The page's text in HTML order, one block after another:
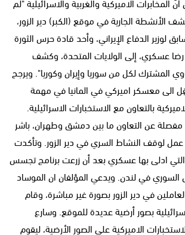
الجارية في موقع (الكبر) دير الزور،
لوزير الدفاع الإيراني، وأحد قادة حرس الثورة
رضا عسكري، إلى الولايات المتحدة، وكشف
المشترك لكل من سوريا وإيران وكوريا". ويرجح
الى معسكر اميركي في المانيا في مهمة
بالتعاون مع الاستخبارات الاسرائيلية.
عن التعاون ما بين دمشق وطهران، باشر
لوقف النشاط السري في دير الزور. وتأكدت
ادلى بها عسكري بعد أن زرعت برنامج تجسس
في لندن. ويدعي المؤلفان ان الموساد
في دير الزور بصورة غير مباشرة، وقام
بصور أرضية عديدة للموقع. وسارع
الاميركية على الصور الأرضية، ليقوم